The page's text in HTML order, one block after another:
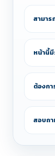
สามาร
หน้านี้มี
ต้องกา
สอบถา